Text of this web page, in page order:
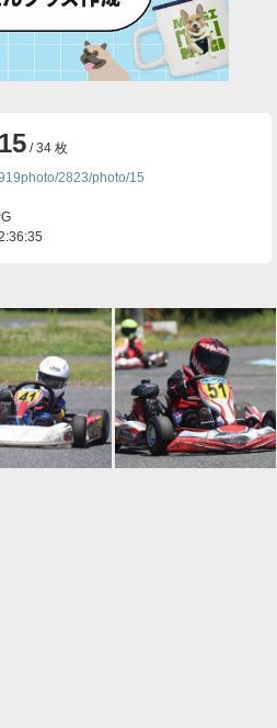
15/ 34 枚
2823/photo/15